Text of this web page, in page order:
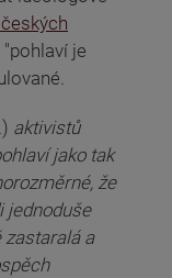
je
aktivistů
jako tak
že
jednoduše
zastaralá a